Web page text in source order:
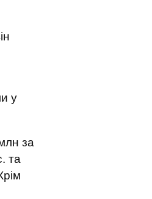
у
за
та